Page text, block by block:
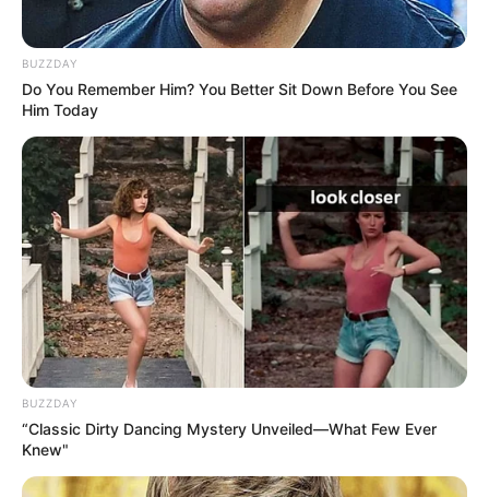
de Colombia tras intentar
salir con papeles
falsificados
MULAS
Alerta aeropuerto: A dos
turistas chinos los
cogieron con 14 kilos de
cocaína en aeropuerto de
Rionegro, Antioquia
BUZZDAY
Do You Remember Him? You Better Sit Down Before You See
Him Today
BUZZDAY
“Classic Dirty Dancing Mystery Unveiled—What Few Ever
Knew"